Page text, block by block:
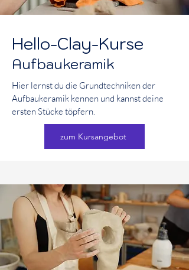
Hello-Clay-Kurse
Aufbaukeramik
Hier lernst du die Grundtechniken der
Aufbaukeramik kennen und kannst deine
ersten Stücke töpfern.
zum Kursangebot